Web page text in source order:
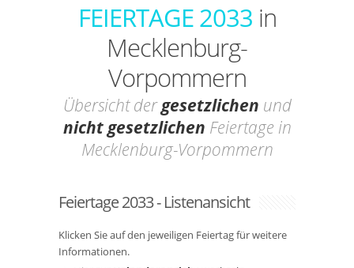
FEIERTAGE 2033 in
Mecklenburg-
Vorpommern
Übersicht dergesetzlichen und
nicht gesetzlichen Feiertage in
Mecklenburg-Vorpommern
Feiertage 2033 - Listenansicht
Klicken Sie auf den jeweiligen Feiertag für weitere
Informationen.